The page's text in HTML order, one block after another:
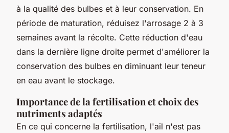
à la qualité des bulbes et à leur conservation. En
période de maturation, réduisez l'arrosage 2 à 3
semaines avant la récolte. Cette réduction d'eau
dans la dernière ligne droite permet d'améliorer la
conservation des bulbes en diminuant leur teneur
en eau avant le stockage.
Importance de la fertilisation et choix des
nutriments adaptés
En ce qui concerne la fertilisation, l'ail n'est pas